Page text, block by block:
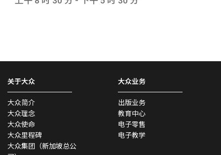
关于大众
大众简介
大众理念
大众使命
大众里程碑
大众集团（新加坡总公
大众业务
出版业务
教育中心
电子零售
电子教学